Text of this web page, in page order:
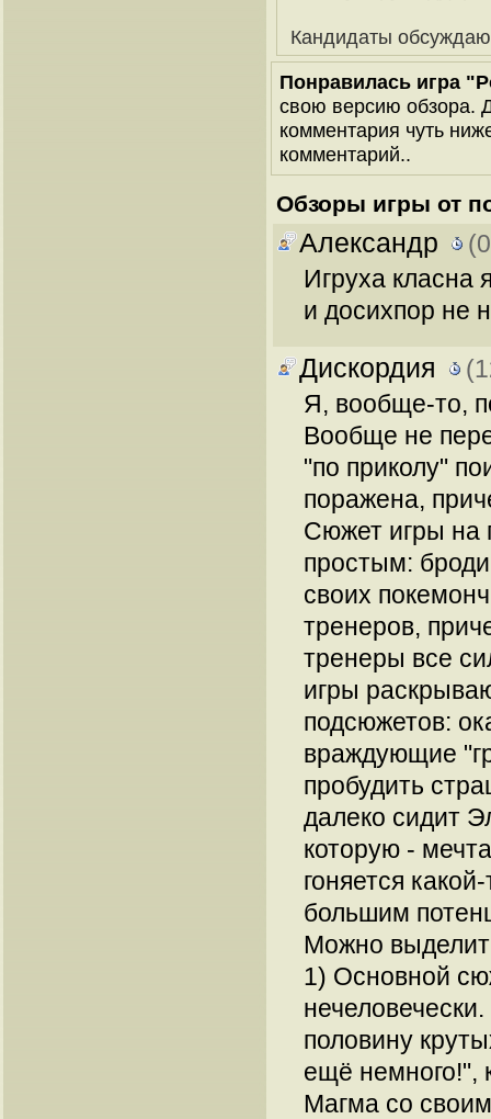
Кандидаты
Понравилась игра
свою версию обзора.
комментария чуть
комментарий..
Обзоры игры от
Александр
Игруха класна
и досихпор не
Дискордия
Я, вообще-то,
Вообще не
"по приколу"
поражена,
Сюжет игры на
простым:
своих
тренеров,
тренеры все
игры
подсюжетов:
враждующие
пробудить
далеко сидит
которую -
гоняется
большим
Можно
1) Основной
половину
ещё немного!",
Магма со